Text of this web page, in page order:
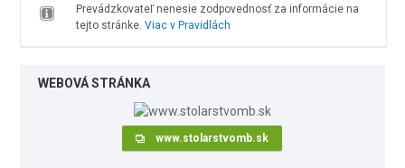
Prevádzkovateľ nenesie zodpovednosť za informácie na
tejto stránke. Viac v Pravidlách
WEBOVÁ STRÁNKA
www.stolarstvomb.sk